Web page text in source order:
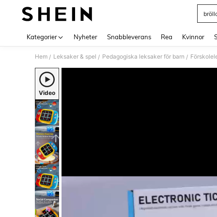
Kategorier Nyheter Snabbleverans Rea Kvinnor
Hem / Leksaker & spel / Pedagogiska leksaker för barn /
Video